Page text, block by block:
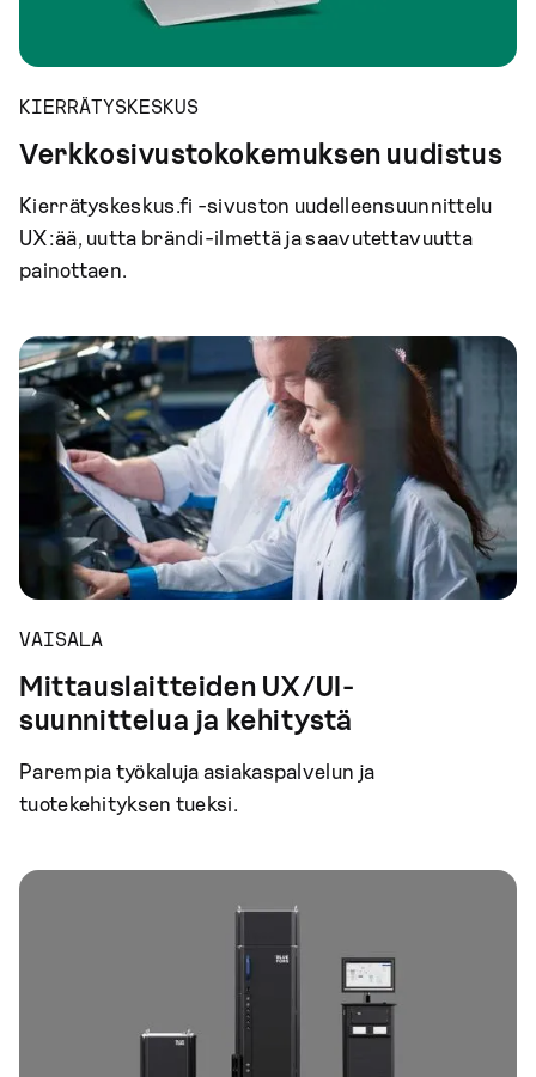
KIERRÄTYSKESKUS
Verkkosivustokokemuksen uudistus
Kierrätyskeskus.fi -sivuston uudelleensuunnittelu
UX:ää, uutta brändi-ilmettä ja saavutettavuutta
painottaen.
VAISALA
Mittauslaitteiden UX/UI-
suunnittelua ja kehitystä
Parempia työkaluja asiakaspalvelun ja
tuotekehityksen tueksi.